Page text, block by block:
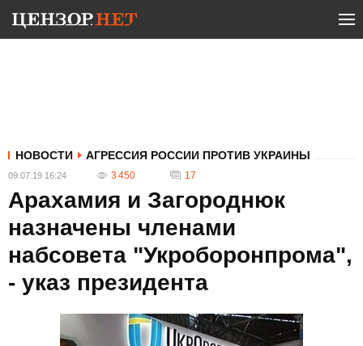
НОВОСТИ АГРЕССИЯ РОССИИ ПРОТИВ УКРАИНЫ
09.07.19 16:24 3 450 17
Арахамия и Загороднюк
назначены членами
набсовета "Укроборонпрома",
- указ президента